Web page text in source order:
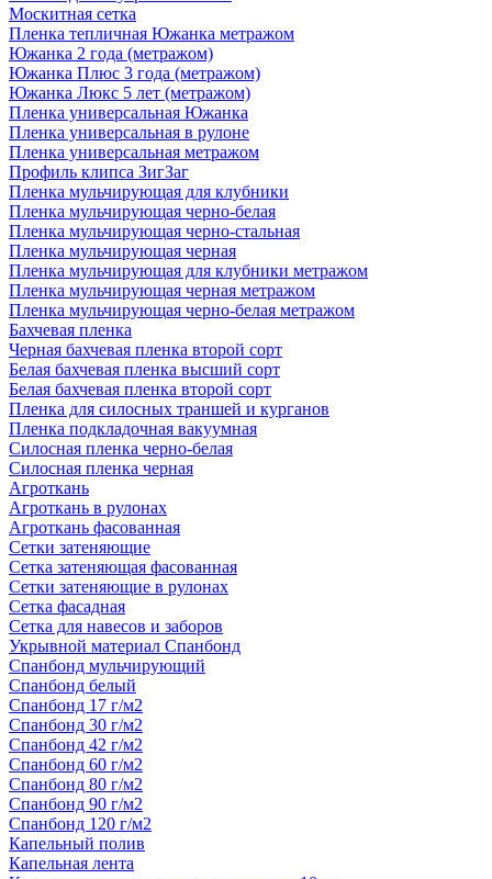
Москитная сетка
Пленка тепличная Южанка метражом
Южанка 2 года (метражом)
Южанка Плюс 3 года (метражом)
Южанка Люкс 5 лет (метражом)
Пленка универсальная Южанка
Пленка универсальная в рулоне
Пленка универсальная метражом
Профиль клипса ЗигЗаг
Пленка мульчирующая для клубники
Пленка мульчирующая черно-белая
Пленка мульчирующая черно-стальная
Пленка мульчирующая черная
Пленка мульчирующая для клубники метражом
Пленка мульчирующая черная метражом
Пленка мульчирующая черно-белая метражом
Бахчевая пленка
Черная бахчевая пленка второй сорт
Белая бахчевая пленка высший сорт
Белая бахчевая пленка второй сорт
Пленка для силосных траншей и курганов
Пленка подкладочная вакуумная
Силосная пленка черно-белая
Силосная пленка черная
Агроткань
Агроткань в рулонах
Агроткань фасованная
Сетки затеняющие
Сетка затеняющая фасованная
Сетки затеняющие в рулонах
Сетка фасадная
Сетка для навесов и заборов
Укрывной материал Спанбонд
Спанбонд мульчирующий
Спанбонд белый
Спанбонд 17 г/м2
Спанбонд 30 г/м2
Спанбонд 42 г/м2
Спанбонд 60 г/м2
Спанбонд 80 г/м2
Спанбонд 90 г/м2
Спанбонд 120 г/м2
Капельный полив
Капельная лента